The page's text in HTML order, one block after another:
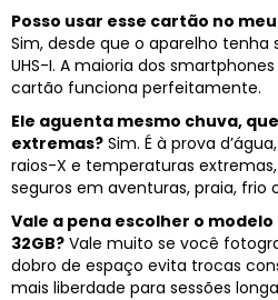
Posso usar esse cartão no
Sim, desde que o aparelho tenha
UHS-I. A maioria dos
cartão funciona perfeitamente.
Ele aguenta mesmo chuva,
extremas? Sim. É à prova
raios-X e temperaturas
seguros em aventuras, praia, frio
Vale a pena escolher o modelo
32GB? Vale muito se você
dobro de espaço evita trocas
mais liberdade para sessões